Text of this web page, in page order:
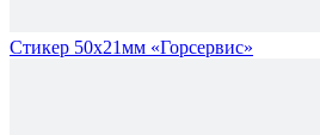
Стикер 50х21мм «Горсервис»